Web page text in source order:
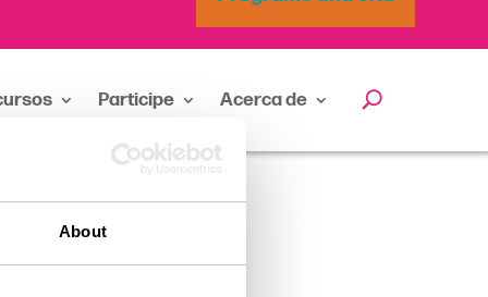
About
Participe Acerca de